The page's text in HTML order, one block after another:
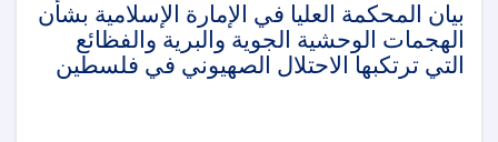
بيان المحكمة العليا في الإمارة الإسلامية بشأن
الهجمات الوحشية الجوية والبرية والفظائع
التي ترتكبها الاحتلال الصهيوني في فلسطين